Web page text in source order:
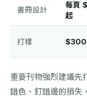
書冊設計
每頁
起
打樣 $300
重要刊物強烈建議先
錯色、釘錯邊的損失